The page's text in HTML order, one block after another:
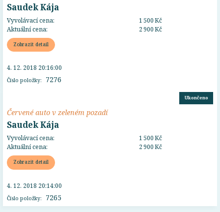
Saudek Kája
Vyvolávací cena:
1 500 Kč
Aktuální cena:
2 900 Kč
Zobrazit detail
Číslo položky: 7276
4. 12. 2018 20:16:00
Ukončeno
Červené auto v zeleném pozadí
Saudek Kája
Vyvolávací cena:
1 500 Kč
Aktuální cena:
2 900 Kč
Zobrazit detail
Číslo položky: 7265
4. 12. 2018 20:14:00